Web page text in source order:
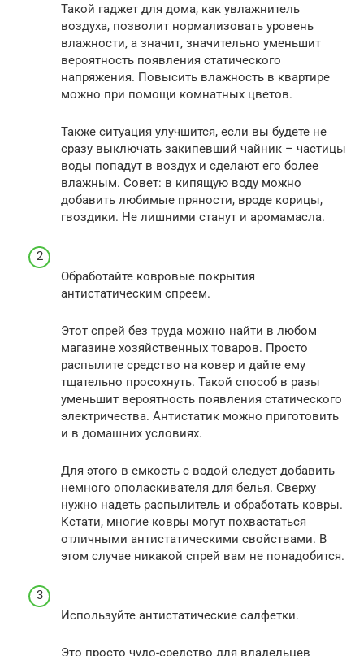
Такой гаджет для дома, как увлажнитель
воздуха, позволит нормализовать уровень
влажности, а значит, значительно уменьшит
вероятность появления статического
напряжения. Повысить влажность в квартире
можно при помощи комнатных цветов.
Также ситуация улучшится, если вы будете не
сразу выключать закипевший чайник – частицы
воды попадут в воздух и сделают его более
влажным. Совет: в кипящую воду можно
добавить любимые пряности, вроде корицы,
гвоздики. Не лишними станут и аромамасла.
Обработайте ковровые покрытия
антистатическим спреем.
Этот спрей без труда можно найти в любом
магазине хозяйственных товаров. Просто
распылите средство на ковер и дайте ему
тщательно просохнуть. Такой способ в разы
уменьшит вероятность появления статического
электричества. Антистатик можно приготовить
и в домашних условиях.
Для этого в емкость с водой следует добавить
немного ополаскивателя для белья. Сверху
нужно надеть распылитель и обработать ковры.
Кстати, многие ковры могут похвастаться
отличными антистатическими свойствами. В
этом случае никакой спрей вам не понадобится.
Используйте антистатические салфетки.
Это просто чудо-средство для владельцев